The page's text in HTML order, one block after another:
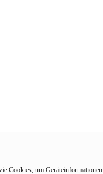
Cookies, um Geräteinformationen